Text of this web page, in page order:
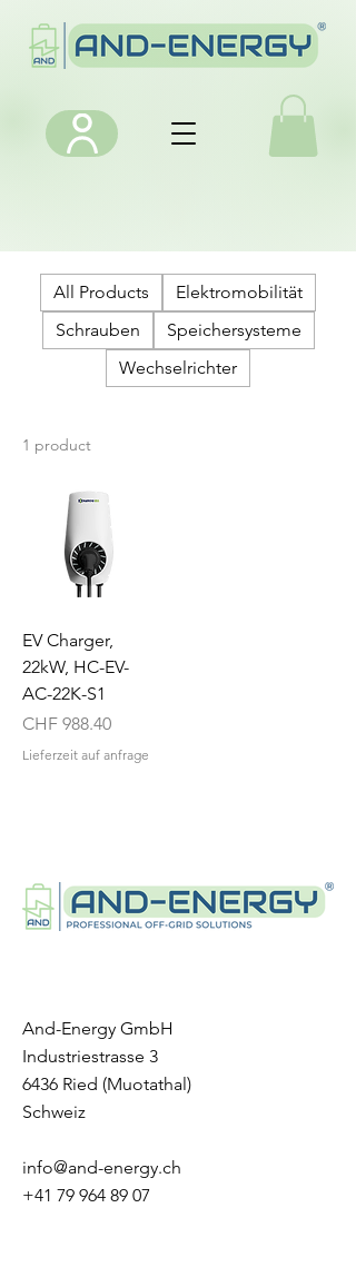
All Products
Elektromobilität
Schrauben
Speichersysteme
Wechselrichter
1 product
EV Charger,
22kW, HC-EV-
AC-22K-S1
Price
CHF 988.40
Lieferzeit auf anfrage
And-Energy GmbH
Industriestrasse 3
6436 Ried (Muotathal)
Schweiz
info@and-energy.ch
+41 79 964 89 07